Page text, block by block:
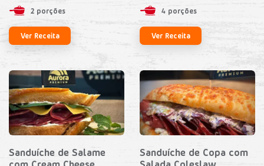
2 porções
Ver Receita
4 porções
Ver Receita
Sanduíche de Salame
com Cream Cheese
Sanduíche de Copa com
Salada Coleslaw